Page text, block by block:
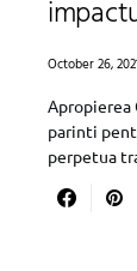
October 26,
parinti
perpetua